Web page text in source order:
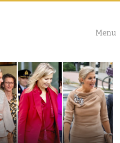
Menu